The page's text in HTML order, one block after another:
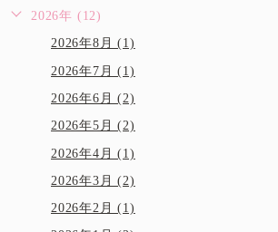
2026年 (12)
2026年8月 (1)
2026年7月 (1)
2026年6月 (2)
2026年5月 (2)
2026年4月 (1)
2026年3月 (2)
2026年2月 (1)